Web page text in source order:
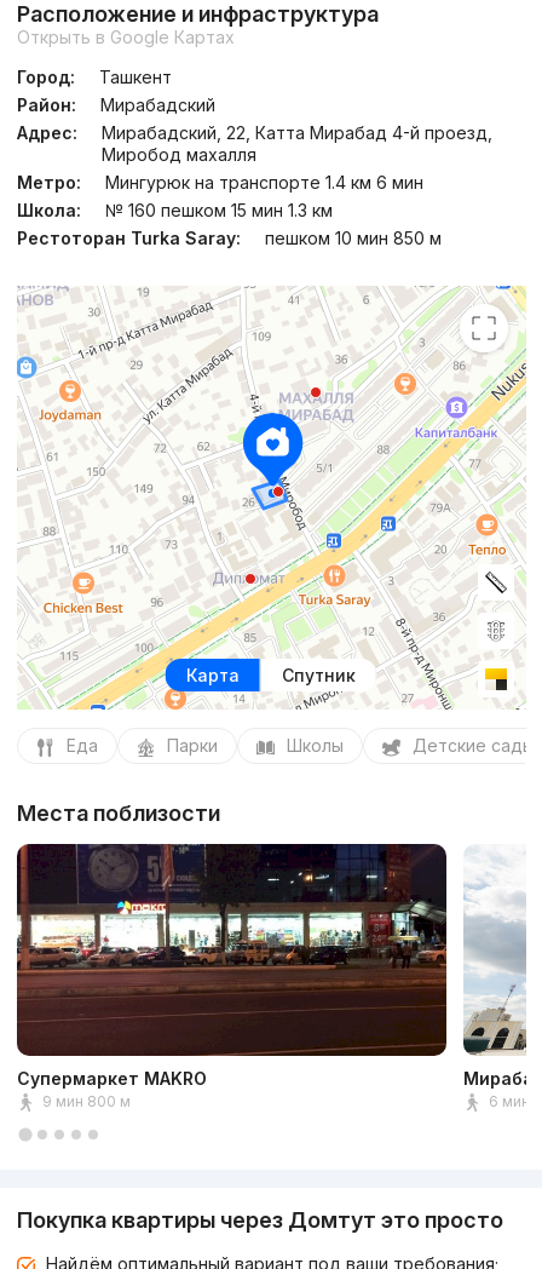
Расположение и инфраструктура
Открыть в Google Картах
Город:
Ташкент
Район:
Мирабадский
Адрес:
Мирабадский, 22, Катта Мирабад 4-й проезд,
Миробод махалля
Метро:
Мингурюк на транспорте 1.4 км 6 мин
Школа:
№ 160 пешком 15 мин 1.3 км
Рестоторан Turka Saray:
пешком 10 мин 850 м
Карта Спутник
Еда Парки Школы Детские сады
Места поблизости
Супермаркет MAKRO
9 мин 800 м 6 мин
Покупка квартиры через Домтут это просто
Найдём оптимальный вариант под ваши требования;